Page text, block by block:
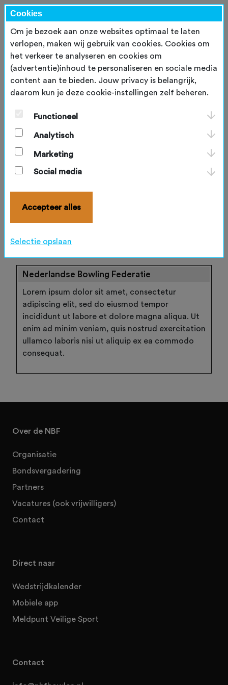
Inloggen
E-mailadres *
Blijf ingelogd
Wachtwoord vergeten
Nederlandse Bowling Federatie
Lorem ipsum dolor sit amet, consectetur
adipiscing elit, sed do eiusmod tempor
incididunt ut labore et dolore magna aliqua. Ut
enim ad minim veniam, quis nostrud exercitation
ullamco laboris nisi ut aliquip ex ea commodo
consequat.
Over de NBF
Organisatie
Bondsvergadering
Partners
Vacatures (ook vrijwilligers)
Contact
Direct naar
Wedstrijdkalender
Mobiele app
Meldpunt Veilige Sport
Contact
Cookies
Om je bezoek aan onze websites optimaal te laten
verlopen, maken wij gebruik van cookies. Cookies om
het verkeer te analyseren en cookies om
(advertentie)inhoud te personaliseren en sociale media
content aan te bieden. Jouw privacy is belangrijk,
daarom kun je deze cookie-instellingen zelf beheren.
Functioneel
Analytisch
Marketing
Social media
Accepteer alles
Selectie opslaan